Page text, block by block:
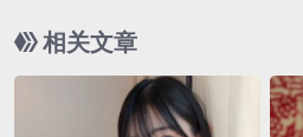
相关文章